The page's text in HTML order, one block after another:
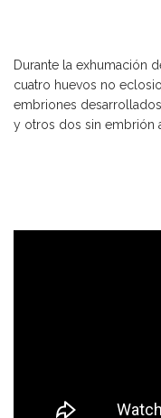
Durante la exhumación
cuatro huevos no
embriones
y otros dos sin embrión